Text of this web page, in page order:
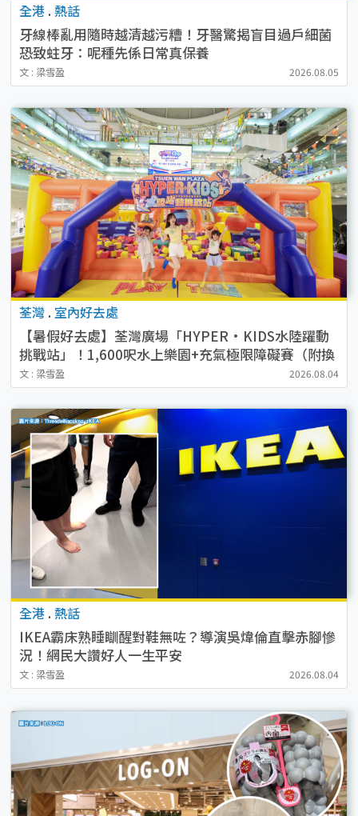
全港 . 熱話
牙線棒亂用隨時越清越污糟！牙醫驚揭盲目過戶細菌
恐致蛀牙：呢種先係日常真保養
文 : 梁雪盈 2026.08.05
荃灣 . 室內好去處
【暑假好去處】荃灣廣場「HYPER·KIDS水陸躍動
挑戰站」！1,600呎水上樂園+充氣極限障礙賽（附換
領詳情）
文 : 梁雪盈 2026.08.04
全港 . 熱話
IKEA霸床熟睡瞓醒對鞋無咗？導演吳煒倫直擊赤腳慘
況！網民大讚好人一生平安
文 : 梁雪盈 2026.08.04